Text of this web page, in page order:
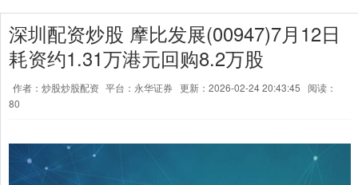
深圳配资炒股 摩比发展(00947)7月12日
耗资约1.31万港元回购8.2万股
作者：炒股炒股配资 平台：永华证券 更新：2026-02-24 20:43:45
阅读：
80